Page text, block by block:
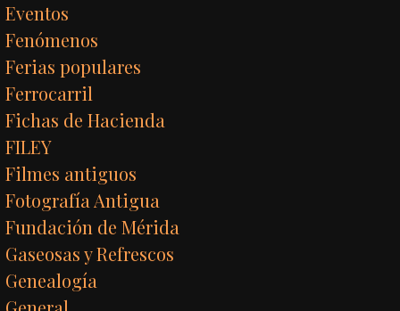
Eventos
Fenómenos
Ferias populares
Ferrocarril
Fichas de Hacienda
FILEY
Filmes antiguos
Fotografía Antigua
Fundación de Mérida
Gaseosas y Refrescos
Genealogía